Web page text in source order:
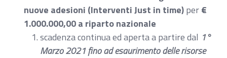
nuove adesioni (Interventi Just in time)per€
1.000.000,00 a riparto nazionale
scadenza continua ed aperta a partire dal 1°
Marzo 2021 fino ad esaurimento delle risorse